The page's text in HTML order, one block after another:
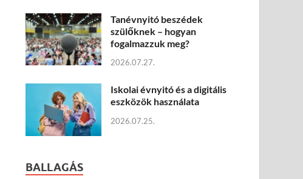
Tanévnyitó beszédek
szülőknek – hogyan
fogalmazzuk meg?
2026.07.27.
Iskolai évnyitó és a digitális
eszközök használata
2026.07.25.
BALLAGÁS